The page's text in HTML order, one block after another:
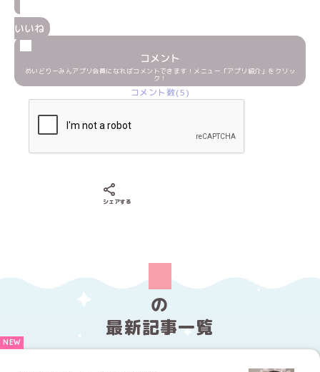
いいね
コメント
めいどりーみんアプリ会員になればコメントできます！メニュー「アプリ紹介」をクリッ
ク！
コメント数(5)
シェアする
の
最新記事一覧